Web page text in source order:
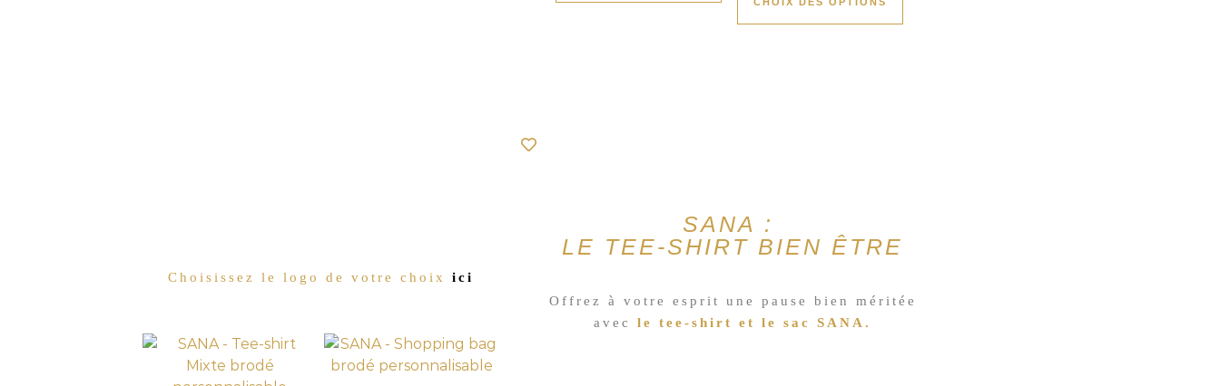
Choisissez le logo de votre choix ici
SANA :
LE TEE-SHIRT BIEN ÊTRE
Offrez à votre esprit une pause bien méritée
avec
le tee-shirt et le sac SANA.